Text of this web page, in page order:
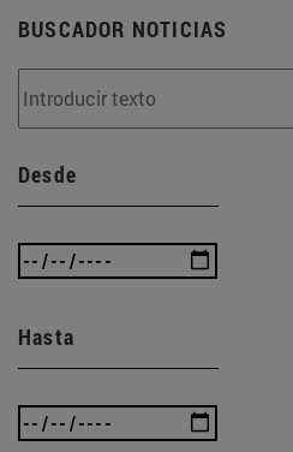
BUSCADOR NOTICIAS
Desde
Hasta